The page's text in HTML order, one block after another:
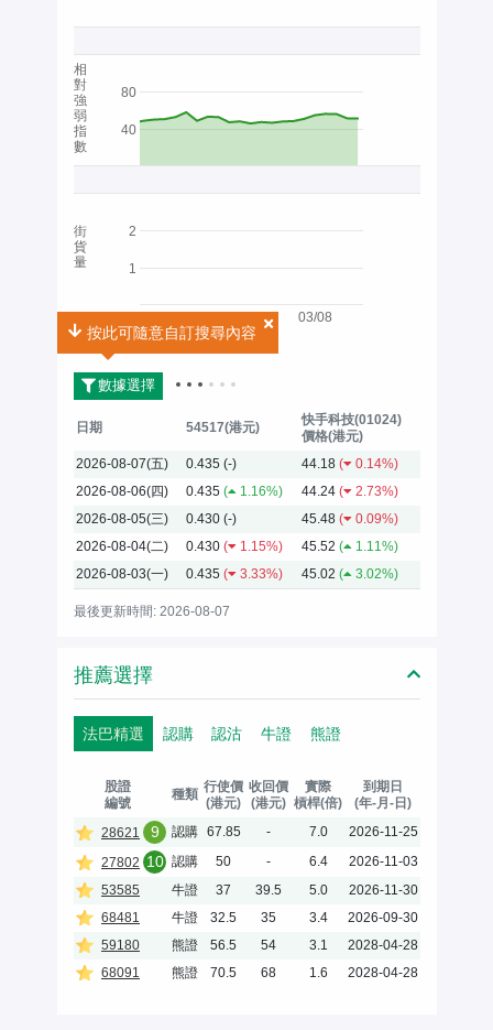
03/08
40
80
1
2
2026
相
對
強
弱
指
數
街
貨
量
數據選擇
按此可隨意自訂搜尋內容
日期 54517(港元)
快手科技(01024)
價格(港元)
2026-08-07(五)
0.435 (-) 44.18 (
0.14%)
2026-08-06(四)
0.435 ( 1.16%) 44.24 (
2.73%)
2026-08-05(三)
0.430 (-) 45.48 (
0.09%)
2026-08-04(二)
0.430 ( 1.15%) 45.52 (
1.11%)
2026-08-03(一)
0.435 ( 3.33%) 45.02 ( 3.02%)
最後更新時間: 2026-08-07
推薦選擇
法巴精選 認購 認沽 牛證 熊證
股證
編號
種類 行使價
(港元)
收回價
(港元)
實際
槓桿(倍)
到期日
(年-月-日)
28621
9 認購 67.85 - 7.0
2026-11-25
27802 10 認購 50 - 6.4
2026-11-03
53585
牛證 37 39.5 5.0
2026-11-30
68481
牛證 32.5 35 3.4
2026-09-30
59180
熊證 56.5 54 3.1
2028-04-28
68091
熊證 70.5 68 1.6 2028-04-28